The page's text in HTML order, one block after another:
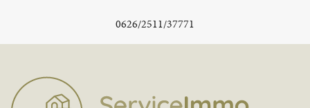
0626/2511/37771